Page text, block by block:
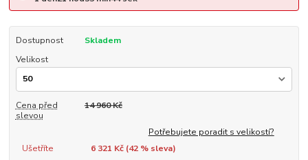
Dostupnost
Skladem
Velikost
Cena před
slevou
14 960 Kč
Potřebujete poradit s velikostí?
Ušetříte
6 321 Kč (42% sleva)